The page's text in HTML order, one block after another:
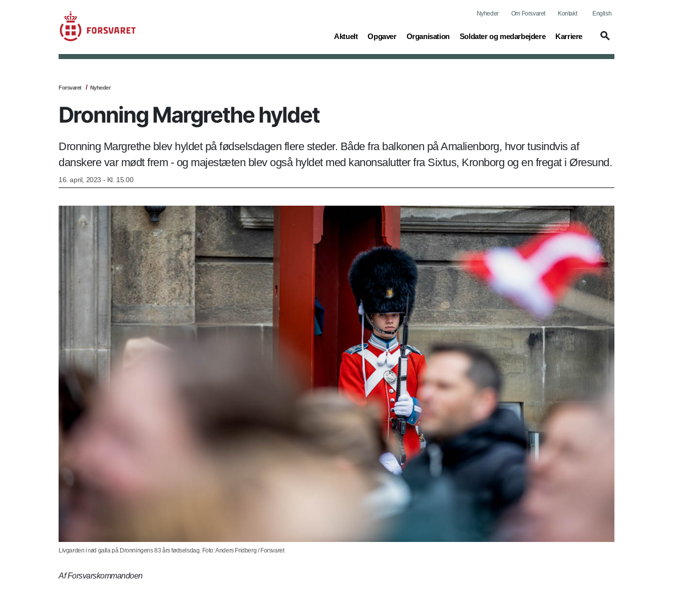
Nyheder Om Forsvaret Kontakt English
Aktuelt
(current) Opgaver
(current) Organisation
(current) Soldater og medarbejdere
(current) Karriere
(current)
Forsvaret Nyheder
Dronning Margrethe hyldet
Dronning Margrethe blev hyldet på fødselsdagen flere steder. Både fra balkonen på Amalienborg, hvor tusindvis af
danskere var mødt frem - og majestæten blev også hyldet med kanonsalutter fra Sixtus, Kronborg og en fregat i Øresund.
16. april, 2023 - Kl. 15.00
Livgarden i rød galla på Dronningens 83 års fødselsdag. Foto: Anders Fridberg / Forsvaret
Af Forsvarskommandoen